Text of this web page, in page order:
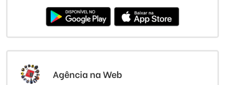
Agência na Web